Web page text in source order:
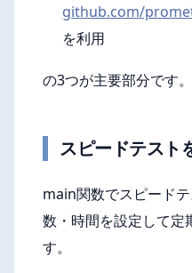
github.com/
を利用
の3つが主要部分です。
スピードテスト
main関数でスピード
数・時間を設定して定
す。